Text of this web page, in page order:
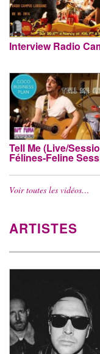
Interview Radio
Tell Me (Live/
Félines-Feline
Voir toutes les vidéos…
ARTISTES